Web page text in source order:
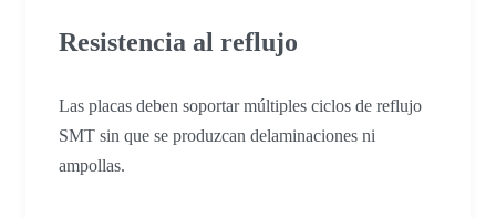
Resistencia al reflujo
Las placas deben soportar múltiples ciclos de reflujo
SMT sin que se produzcan delaminaciones ni
ampollas.